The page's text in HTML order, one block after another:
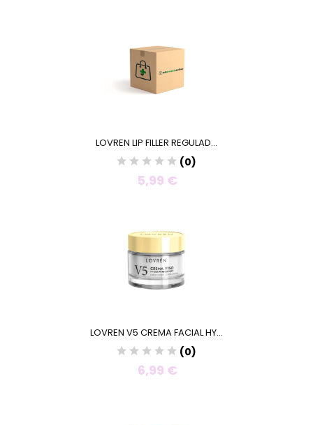
LOVREN LIP FILLER REGULAD...
(0)
5,99 €
LOVREN V5 CREMA FACIAL HY...
(0)
6,99 €